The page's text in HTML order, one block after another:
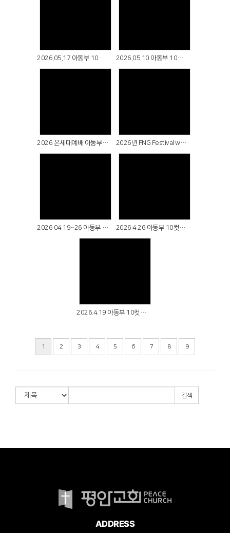
2026.05.17 아동부 10컷 예배 2026.05.10 아동부 10컷예배
2026 온세대예배 아동부 (5월 3일) 2026년 PNG Festival with.아동부
2026.04.19~26 아동부 올출석데이 2026.4.26 아동부 10컷예배
2026.4.19 아동부 10컷예배
1 2 3 4 5 6 7 8 9
검색
ADDRESS